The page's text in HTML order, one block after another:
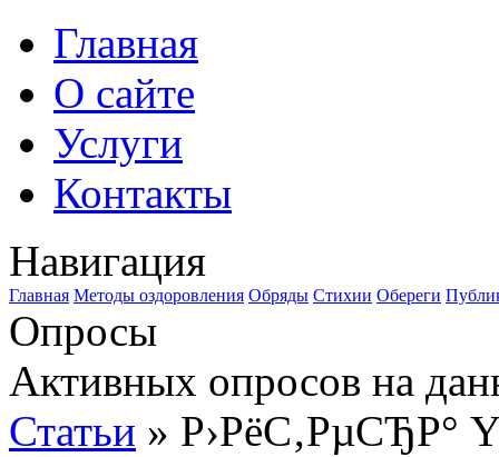
Главная
О сайте
Услуги
Контакты
Навигация
Главная Методы оздоровления Обряды Стихии Обереги
Опросы
Активных опросов на
Статьи » Р›РёС‚РµСЂР°